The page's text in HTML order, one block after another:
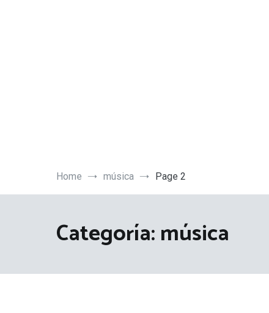
Home música Page 2
Categoría:música